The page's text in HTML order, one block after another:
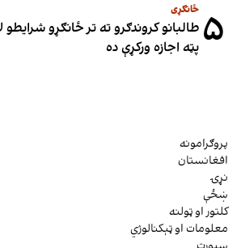
۵ ځانګړی
طالبانو کروندګرو ته تر ځانګړو شرایطو
پټه اجازه ورکړې ده
پروګرامونه
افغانستان
نړۍ
ښځې
کلتور او ټولنه
معلومات او ټېکنالوژي